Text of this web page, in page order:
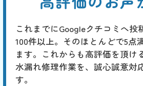
これまでにGoogleクチコミへ投
100件以上。そのほとんどで5点
ます。これからも高評価を頂け
水漏れ修理作業を、誠心誠意対
す。